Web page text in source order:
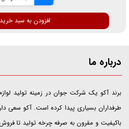
افزودن به سبد خرید
درباره ما
​​​​​​​برند آکو یک شرکت جوان در زمینه تولید
طرفداران بسیاری پیدا کرده است. آکو سعی دارد
باکیفیت و مقرون به صرفه چرخه تولید تا